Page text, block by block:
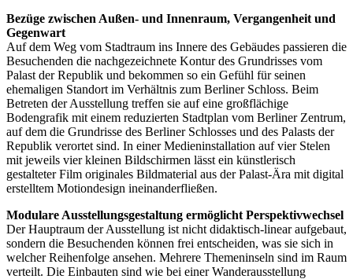
Bezüge zwischen Außen- und Innenraum, Vergangenheit und
Gegenwart
Auf dem Weg vom Stadtraum ins Innere des Gebäudes passieren die
Besuchenden die nachgezeichnete Kontur des Grundrisses vom
Palast der Republik und bekommen so ein Gefühl für seinen
ehemaligen Standort im Verhältnis zum Berliner Schloss. Beim
Betreten der Ausstellung treffen sie auf eine großflächige
Bodengrafik mit einem reduzierten Stadtplan vom Berliner Zentrum,
auf dem die Grundrisse des Berliner Schlosses und des Palasts der
Republik verortet sind. In einer Medieninstallation auf vier Stelen
mit jeweils vier kleinen Bildschirmen lässt ein künstlerisch
gestalteter Film originales Bildmaterial aus der Palast-Ära mit digital
erstelltem Motiondesign ineinanderfließen.
Modulare Ausstellungsgestaltung ermöglicht Perspektivwechsel
Der Hauptraum der Ausstellung ist nicht didaktisch-linear aufgebaut,
sondern die Besuchenden können frei entscheiden, was sie sich in
welcher Reihenfolge ansehen. Mehrere Themeninseln sind im Raum
verteilt. Die Einbauten sind wie bei einer Wanderausstellung